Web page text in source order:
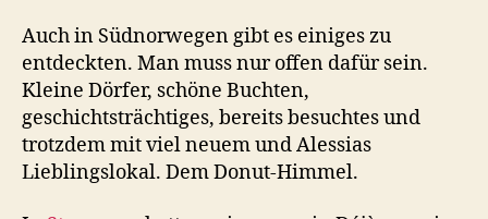
Auch in Südnorwegen gibt es einiges zu
entdeckten. Man muss nur offen dafür sein.
Kleine Dörfer, schöne Buchten,
geschichtsträchtiges, bereits besuchtes und
trotzdem mit viel neuem und Alessias
Lieblingslokal. Dem Donut-Himmel.